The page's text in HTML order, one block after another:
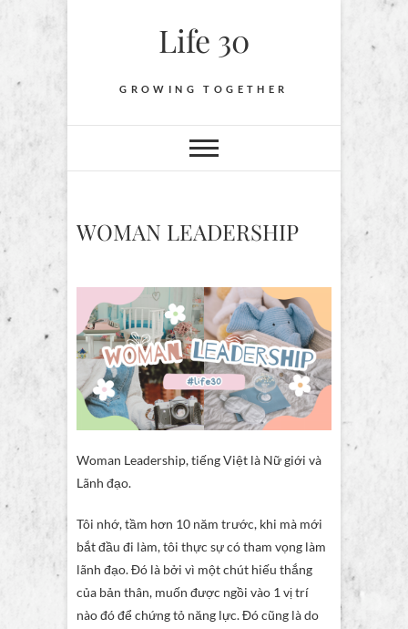
Life 30
GROWING TOGETHER
WOMAN LEADERSHIP
Woman Leadership, tiếng Việt là Nữ giới và
Lãnh đạo.
Tôi nhớ, tầm hơn 10 năm trước, khi mà mới
bắt đầu đi làm, tôi thực sự có tham vọng làm
lãnh đạo. Đó là bởi vì một chút hiếu thắng
của bản thân, muốn được ngồi vào 1 vị trí
nào đó để chứng tỏ năng lực. Đó cũng là do